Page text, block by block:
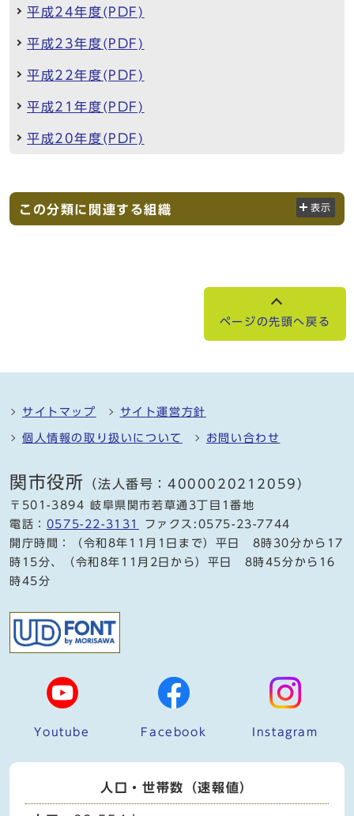
平成24年度(PDF)
平成23年度(PDF)
平成22年度(PDF)
平成21年度(PDF)
平成20年度(PDF)
この分類に関連する組織 表示
ページの先頭へ戻る
サイトマップ サイト運営方針
個人情報の取り扱いについて お問い合わせ
関市役所 （法人番号：4000020212059）
〒501-3894 岐阜県関市若草通3丁目1番地
電話： 0575-22-3131
ファクス:0575-23-7744
開庁時間：（令和8年11月1日まで）平日 8時30分から17
時15分、（令和8年11月2日から）平日 8時45分から16
時45分
Youtube Facebook Instagram
人口・世帯数（速報値）